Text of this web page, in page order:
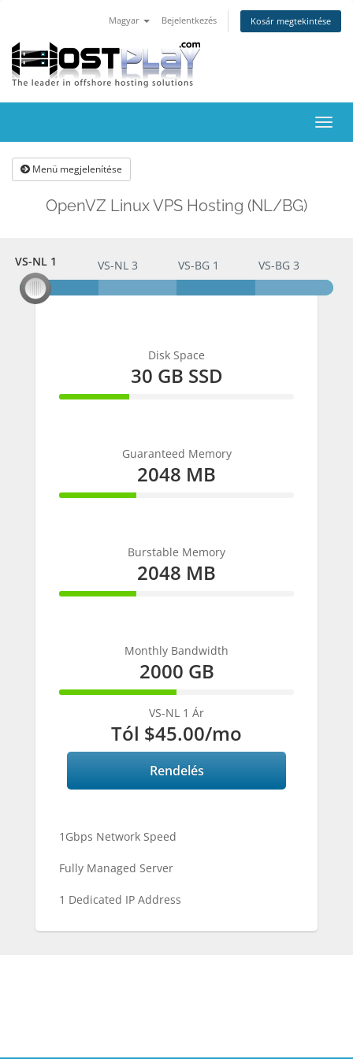
Magyar Bejelentkezés Kosár megtekintése
a
Menü megjelenítése
OpenVZ Linux VPS Hosting (NL/BG)
VS-NL 1
VS-NL 1 VS-NL 3 VS-BG 1 VS-BG 3
Disk Space
30 GB SSD
30%
Guaranteed Memory
2048 MB
33%
Burstable Memory
2048 MB
33%
Monthly Bandwidth
2000 GB
50%
VS-NL 1 Ár
Tól $45.00/mo
Rendelés
1Gbps Network Speed
Fully Managed Server
1 Dedicated IP Address